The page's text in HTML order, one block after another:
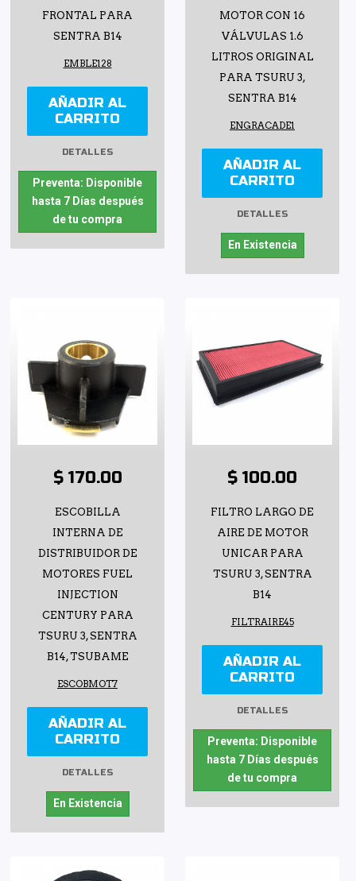
FRONTAL PARA
SENTRA B14
EMBLE128
AÑADIR AL
CARRITO
DETALLES
Preventa: Disponible
hasta 7 Días después
de tu compra
MOTOR CON 16
VÁLVULAS 1.6
LITROS ORIGINAL
PARA TSURU 3,
SENTRA B14
ENGRACADE1
AÑADIR AL
CARRITO
DETALLES
En Existencia
$ 170.00
ESCOBILLA
INTERNA DE
DISTRIBUIDOR DE
MOTORES FUEL
INJECTION
CENTURY PARA
TSURU 3, SENTRA
B14, TSUBAME
ESCOBMOT7
AÑADIR AL
CARRITO
DETALLES
En Existencia
$ 100.00
FILTRO LARGO DE
AIRE DE MOTOR
UNICAR PARA
TSURU 3, SENTRA
B14
FILTRAIRE45
AÑADIR AL
CARRITO
DETALLES
Preventa: Disponible
hasta 7 Días después
de tu compra